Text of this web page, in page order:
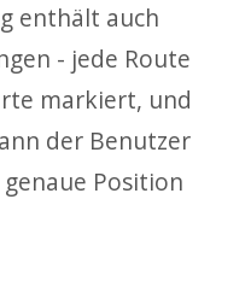
enthält auch
- jede Route
markiert, und
der Benutzer
Position